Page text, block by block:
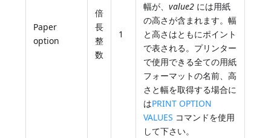
Paper
option
倍
長
整
数
1
幅が、value2 には用紙
の高さが含まれます。幅
と高さはともにポイント
で表される。プリンター
で使用できる全ての用紙
フォーマットの名前、高
さと幅を取得する場合に
はPRINT OPTION
VALUES コマンドを使用
して下さい。